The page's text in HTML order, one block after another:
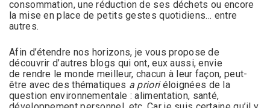
consommation, une réduction de ses déchets ou encore
la mise en place de petits gestes quotidiens… entre
autres.
Afin d’étendre nos horizons, je vous propose de
découvrir d’autres blogs qui ont, eux aussi, envie
de rendre le monde meilleur, chacun à leur façon, peut-
être avec des thématiques a prioriéloignées de la
question environnementale : alimentation, santé,